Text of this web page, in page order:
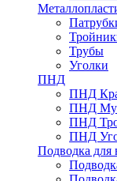
Трубы
Уголки
ПНД
ПНД
ПНД
ПНД
ПНД
Подводка для